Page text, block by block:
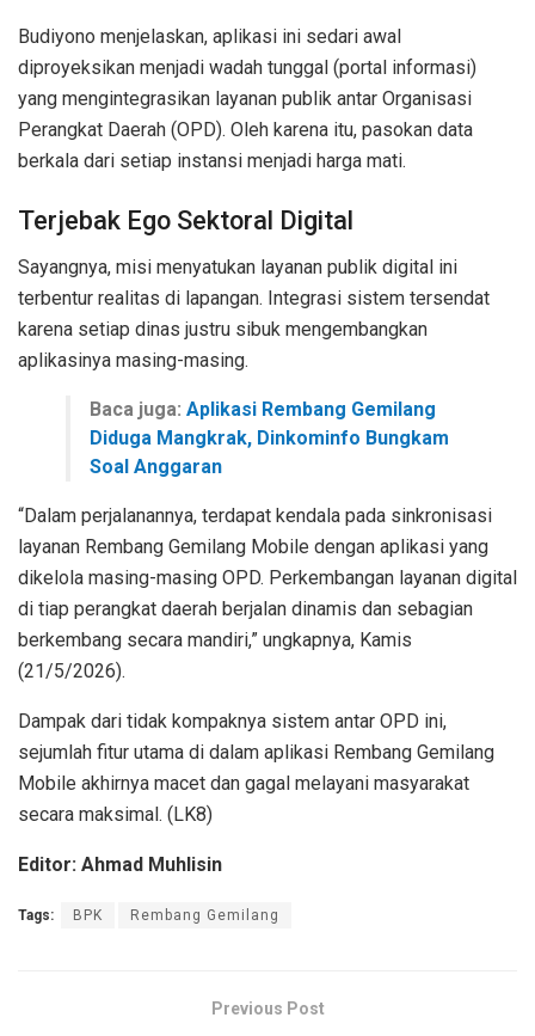
Budiyono menjelaskan, aplikasi ini sedari awal
diproyeksikan menjadi wadah tunggal (portal informasi)
yang mengintegrasikan layanan publik antar Organisasi
Perangkat Daerah (OPD). Oleh karena itu, pasokan data
berkala dari setiap instansi menjadi harga mati.
Terjebak Ego Sektoral Digital
Sayangnya, misi menyatukan layanan publik digital ini
terbentur realitas di lapangan. Integrasi sistem tersendat
karena setiap dinas justru sibuk mengembangkan
aplikasinya masing-masing.
Baca juga: Aplikasi Rembang Gemilang
Diduga Mangkrak, Dinkominfo Bungkam
Soal Anggaran
“Dalam perjalanannya, terdapat kendala pada sinkronisasi
layanan Rembang Gemilang Mobile dengan aplikasi yang
dikelola masing-masing OPD. Perkembangan layanan digital
di tiap perangkat daerah berjalan dinamis dan sebagian
berkembang secara mandiri,” ungkapnya, Kamis
(21/5/2026).
Dampak dari tidak kompaknya sistem antar OPD ini,
sejumlah fitur utama di dalam aplikasi Rembang Gemilang
Mobile akhirnya macet dan gagal melayani masyarakat
secara maksimal. (LK8)
Editor: Ahmad Muhlisin
Tags: BPK Rembang Gemilang
Previous Post